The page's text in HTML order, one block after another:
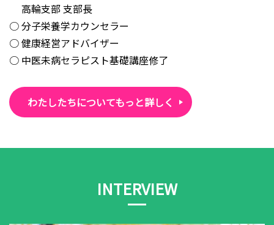
高輪支部 支部長
分子栄養学カウンセラー
健康経営アドバイザー
中医未病セラピスト基礎講座修了
わたしたちについてもっと詳しく
INTERVIEW